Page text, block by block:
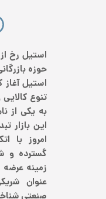
حوزه
استیل آغاز
تنوع
به یکی از
این بازار
امروز با
گسترده و
زمینه
عنوان